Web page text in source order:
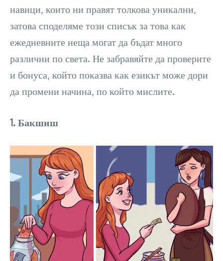
навици, които ни правят толкова уникални,
затова споделяме този списък за това как
ежедневните неща могат да бъдат много
различни по света. Не забравяйте да проверите
и бонуса, който показва как езикът може дори
да промени начина, по който мислите.
1. Бакшиш